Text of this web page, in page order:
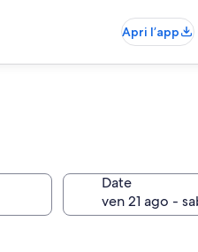
Apri l’app
Date